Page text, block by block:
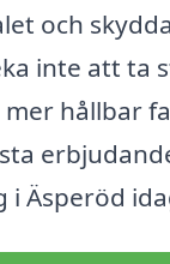
och
inte att ta
hållbar
i Äsperöd